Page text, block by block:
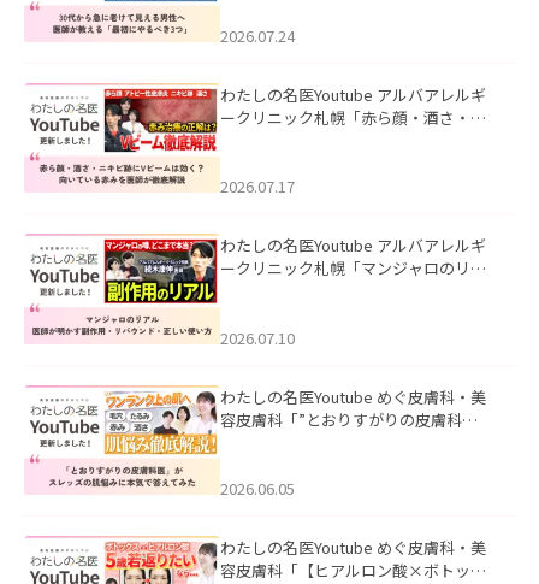
た。
2026.07.24
わたしの名医Youtube アルバアレルギ
ークリニック札幌「赤ら顔・酒さ・ニ
した。
2026.07.17
わたしの名医Youtube アルバアレルギ
ークリニック札幌「マンジャロのリア
た。
2026.07.10
わたしの名医Youtube めぐ皮膚科・美
容皮膚科「”とおりすがりの皮膚科
2026.06.05
わたしの名医Youtube めぐ皮膚科・美
容皮膚科「【ヒアルロン酸×ボトック